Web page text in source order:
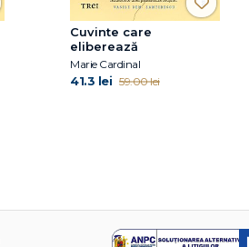
Cuvinte care
eliberează
Marie Cardinal
41.3 lei 59.00 lei